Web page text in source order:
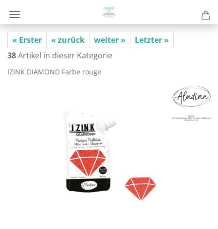
« Erster « zurück weiter »
Letzter »
38Artikel in dieser Kategorie
IZINK DIA­MOND Farbe rouge